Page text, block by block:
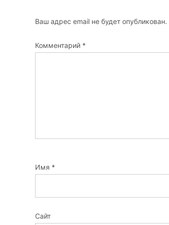
Ваш адрес email не будет опубликован.
Комментарий *
Имя *
Сайт